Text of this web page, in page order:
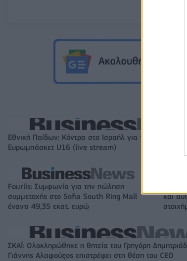
Εθνική Παίδων: Κόντρα στο Ισραήλ για την πρώτη
Ευρωμπάσκετ U16 (live stream)
Fourlis: Συμφωνία για την πώληση
συμμετοχής στο Sofia South Ring Mall
έναντι 49,35 εκατ. ευρώ
και
ΣΚΑΪ: Ολοκληρώθηκε η θητεία του Γρηγόρη
Γιάννης Αλαφούζος επιστρέφει στη θέση του CEO